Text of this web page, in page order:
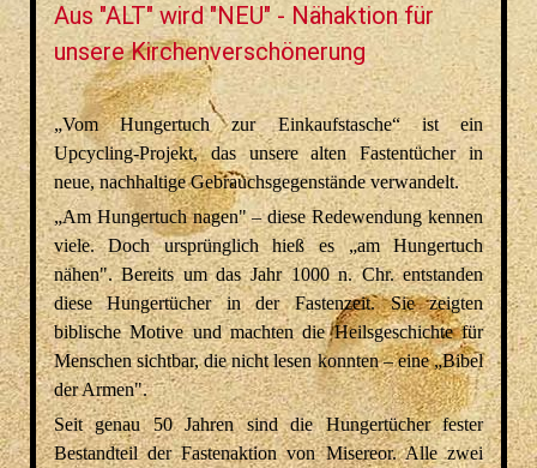
Aus "ALT" wird "NEU" - Nähaktion für
unsere Kirchenverschönerung
„Vom Hungertuch zur Einkaufstasche“ ist ein
Upcycling-Projekt, das unsere alten Fastentücher in
neue, nachhaltige Gebrauchsgegenstände verwandelt.
„Am Hungertuch nagen" – diese Redewendung kennen
viele. Doch ursprünglich hieß es „am Hungertuch
nähen". Bereits um das Jahr 1000 n. Chr. entstanden
diese Hungertücher in der Fastenzeit. Sie zeigten
biblische Motive und machten die Heilsgeschichte für
Menschen sichtbar, die nicht lesen konnten – eine „Bibel
der Armen".
Seit genau 50 Jahren sind die Hungertücher fester
Bestandteil der Fastenaktion von Misereor. Alle zwei